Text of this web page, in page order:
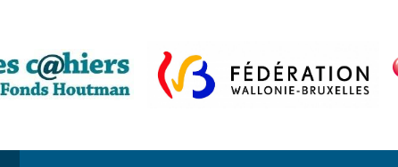
, opens in a new window
,